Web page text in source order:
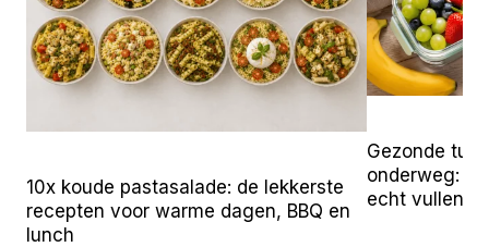
10x koude pastasalade: de lekkerste
recepten voor warme dagen, BBQ en
lunch
Gezonde
onderweg:
echt vullen